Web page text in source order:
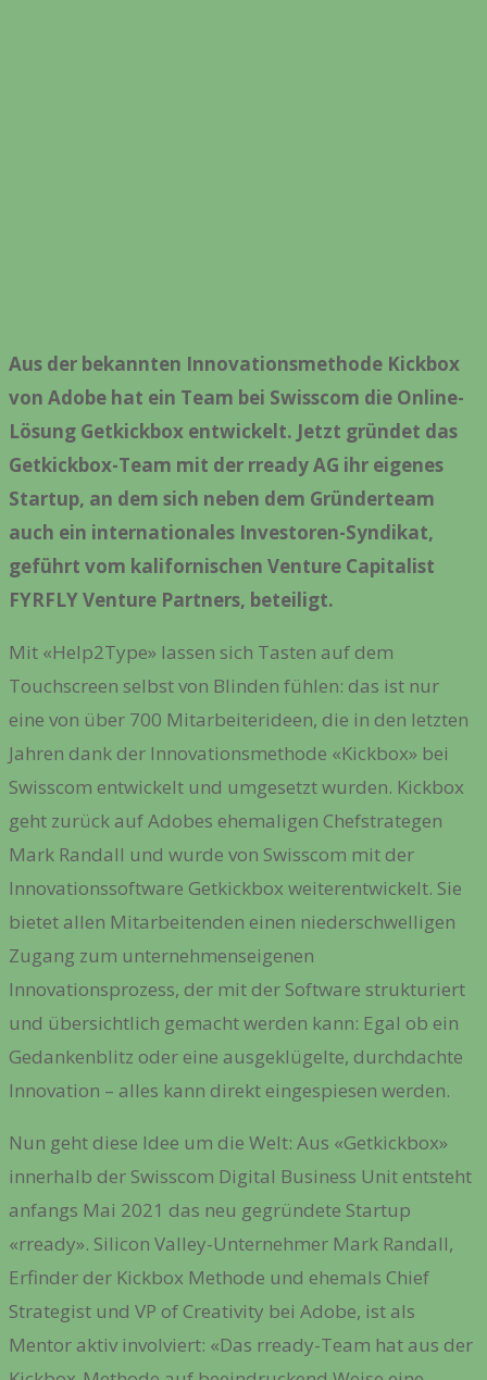
Aus der bekannten Innovationsmethode Kickbox
von Adobe hat ein Team bei Swisscom die Online-
Lösung Getkickbox entwickelt. Jetzt gründet das
Getkickbox-Team mit der rready AG ihr eigenes
Startup, an dem sich neben dem Gründerteam
auch ein internationales Investoren-Syndikat,
geführt vom kalifornischen Venture Capitalist
FYRFLY Venture Partners, beteiligt.
Mit «Help2Type» lassen sich Tasten auf dem
Touchscreen selbst von Blinden fühlen: das ist nur
eine von über 700 Mitarbeiterideen, die in den letzten
Jahren dank der Innovationsmethode «Kickbox» bei
Swisscom entwickelt und umgesetzt wurden. Kickbox
geht zurück auf Adobes ehemaligen Chefstrategen
Mark Randall und wurde von Swisscom mit der
Innovationssoftware Getkickbox weiterentwickelt. Sie
bietet allen Mitarbeitenden einen niederschwelligen
Zugang zum unternehmenseigenen
Innovationsprozess, der mit der Software strukturiert
und übersichtlich gemacht werden kann: Egal ob ein
Gedankenblitz oder eine ausgeklügelte, durchdachte
Innovation – alles kann direkt eingespiesen werden.
Nun geht diese Idee um die Welt: Aus «Getkickbox»
innerhalb der Swisscom Digital Business Unit entsteht
anfangs Mai 2021 das neu gegründete Startup
«rready». Silicon Valley-Unternehmer Mark Randall,
Erfinder der Kickbox Methode und ehemals Chief
Strategist und VP of Creativity bei Adobe, ist als
Mentor aktiv involviert: «Das rready-Team hat aus der